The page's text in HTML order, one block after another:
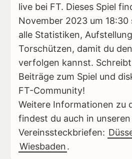
live bei FT. Dieses Spiel
November 2023 um
alle Statistiken,
Torschützen, damit du
verfolgen kannst.
Beiträge zum Spiel und
FT-Community!
Weitere Informationen zu
findest du auch in
Vereinssteckbriefen:
Wiesbaden.